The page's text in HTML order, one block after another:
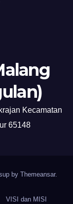
Kecamatan
65148
by Themeansar.
VISI dan MISI